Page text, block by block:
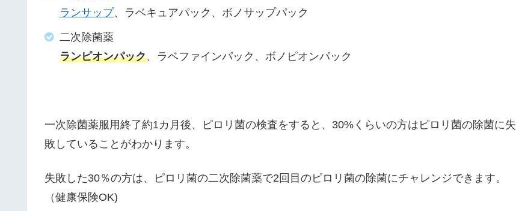
ランサップ、ラベキュアパック、ボノサップパック
二次除菌薬
ランピオンパック、ラベファインパック、ボノピオンパック
一次除菌薬服用終了約1カ月後、ピロリ菌の検査をすると、30%くらいの方はピロリ菌の除菌に失
敗していることがわかります。
失敗した30％の方は、ピロリ菌の二次除菌薬で2回目のピロリ菌の除菌にチャレンジできます。
（健康保険OK)